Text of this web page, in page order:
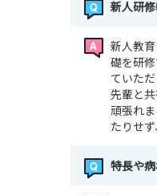
新人研
新人教
礎を研
ていた
先輩と
頑張れ
たりせ
特長や